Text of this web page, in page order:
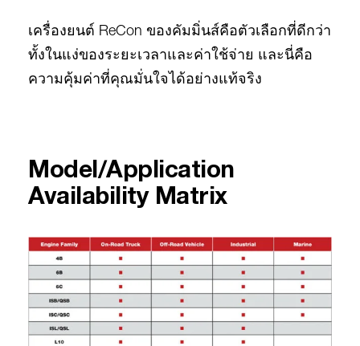
เครื่องยนต์ ReCon ของคัมมิ่นส์คือตัวเลือกที่ดีกว่า
ทั้งในแง่ของระยะเวลาและค่าใช้จ่าย และนี่คือ
ความคุ้มค่าที่คุณมั่นใจได้อย่างแท้จริง
Model/Application
Availability Matrix